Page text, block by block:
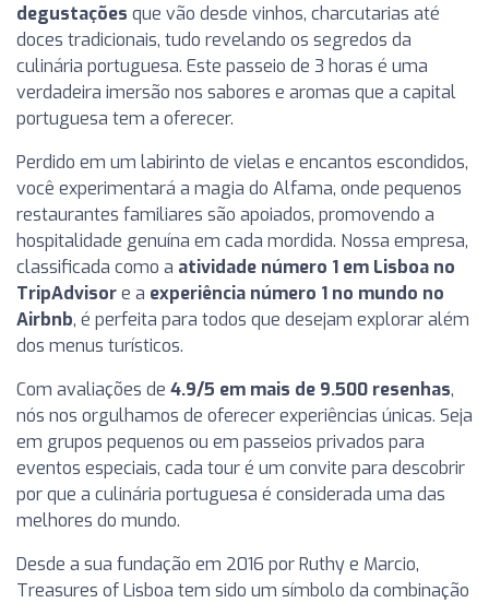
degustações que vão desde vinhos, charcutarias até
doces tradicionais, tudo revelando os segredos da
culinária portuguesa. Este passeio de 3 horas é uma
verdadeira imersão nos sabores e aromas que a capital
portuguesa tem a oferecer.
Perdido em um labirinto de vielas e encantos escondidos,
você experimentará a magia do Alfama, onde pequenos
restaurantes familiares são apoiados, promovendo a
hospitalidade genuína em cada mordida. Nossa empresa,
classificada como a atividade número 1 em Lisboa no
TripAdvisore a experiência número 1 no mundo no
Airbnb, é perfeita para todos que desejam explorar além
dos menus turísticos.
Com avaliações de 4.9/5 em mais de 9.500 resenhas,
nós nos orgulhamos de oferecer experiências únicas. Seja
em grupos pequenos ou em passeios privados para
eventos especiais, cada tour é um convite para descobrir
por que a culinária portuguesa é considerada uma das
melhores do mundo.
Desde a sua fundação em 2016 por Ruthy e Marcio,
Treasures of Lisboa tem sido um símbolo da combinação